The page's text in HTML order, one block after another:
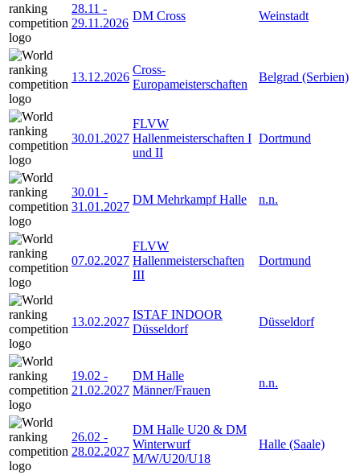
28.11 -
29.11.2026
DM Cross Weinstadt
13.12.2026
Cross-
Europameisterschaften
Belgrad (Serbien)
30.01.2027
FLVW
Hallenmeisterschaften I
und II
Dortmund
30.01 -
31.01.2027
DM Mehrkampf Halle n.n.
07.02.2027
FLVW
Hallenmeisterschaften
III
Dortmund
13.02.2027
ISTAF INDOOR
Düsseldorf
Düsseldorf
19.02 -
21.02.2027
DM Halle
Männer/Frauen
n.n.
26.02 -
28.02.2027
DM Halle U20 & DM
Winterwurf
M/W/U20/U18
Halle (Saale)